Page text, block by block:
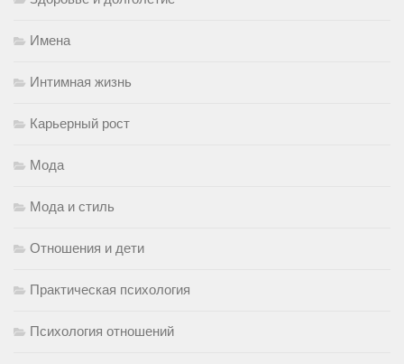
Имена
Интимная жизнь
Карьерный рост
Мода
Мода и стиль
Отношения и дети
Практическая психология
Психология отношений